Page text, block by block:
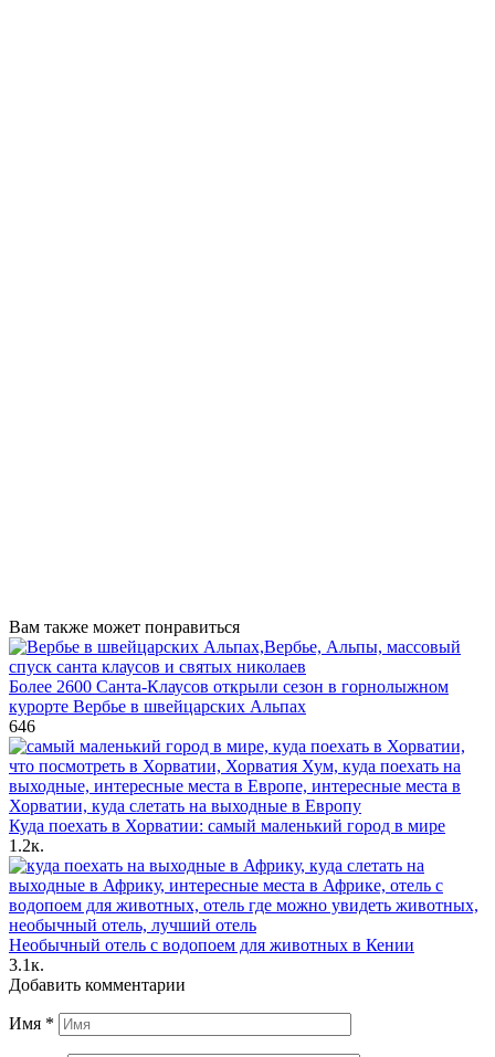
Вам также может понравиться
Более 2600 Санта-Клаусов открыли сезон в горнолыжном
курорте Вербье в швейцарских Альпах
646
Куда поехать в Хорватии: самый маленький город в мире
1.2к.
Необычный отель с водопоем для животных в Кении
3.1к.
Добавить комментарии
Имя *